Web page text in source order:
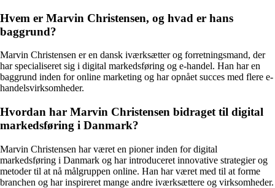
Hvem er Marvin Christensen, og hvad er hans
baggrund?
Marvin Christensen er en dansk iværksætter og forretningsmand, der
har specialiseret sig i digital markedsføring og e-handel. Han har en
baggrund inden for online marketing og har opnået succes med flere e-
handelsvirksomheder.
Hvordan har Marvin Christensen bidraget til digital
markedsføring i Danmark?
Marvin Christensen har været en pioner inden for digital
markedsføring i Danmark og har introduceret innovative strategier og
metoder til at nå målgruppen online. Han har været med til at forme
branchen og har inspireret mange andre iværksættere og virksomheder.